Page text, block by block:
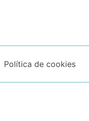
Política de cookies